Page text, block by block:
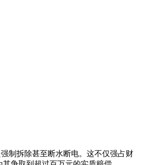
制拆除甚至断水断电。这不仅强占财